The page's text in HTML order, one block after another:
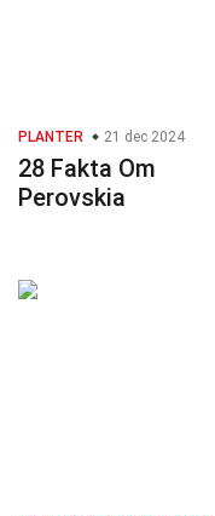
PLANTER 21 dec 2024
28 Fakta Om
Perovskia